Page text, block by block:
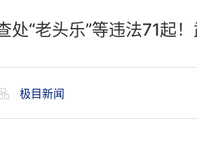
处“老头乐”等违法71起
极目新闻